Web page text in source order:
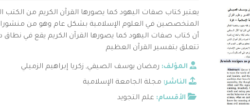
يعتبر كتاب صفات اليهود كما يصورها القرآن الكريم من الكتب
المتخصصين في العلوم الإسلامية بشكل عام وهو من
أن كتاب صفات اليهود كما يصورها القرآن الكريم يقع في
تتعلق بتفسير القرآن العظيم
المؤلف: رمضان يوسف الصيفي, زكريا إبراهيم الزميلي
الناشر: مجلة الجامعة الإسلامية
الأقسام: علم التجويد